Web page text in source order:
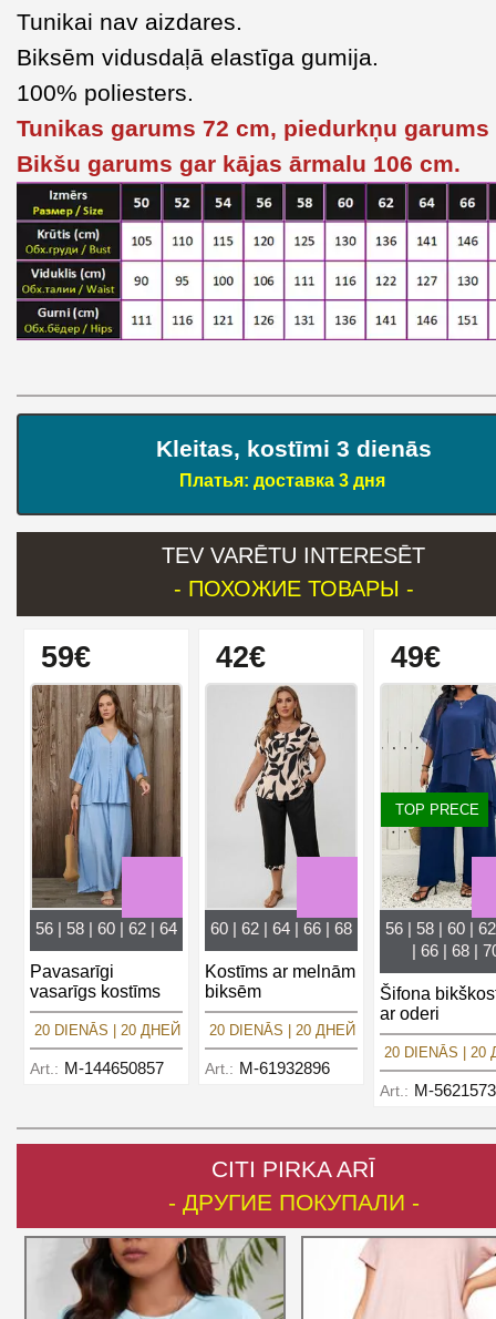
Tunikai nav aizdares.
Biksēm vidusdaļā elastīga gumija.
100% poliesters.
Tunikas garums 72 cm, piedurkņu garums
Bikšu garums gar kājas ārmalu 106 cm.
Kleitas, kostīmi 3 dienās
Платья: доставка 3 дня
TEV VARĒTU INTERESĒT
- ПОХОЖИЕ ТОВАРЫ -
59€
56 | 58 | 60 | 62 | 64
Pavasarīgi
vasarīgs kostīms
20 DIENĀS | 20 ДНЕЙ
Art.: M-144650857
42€
60 | 62 | 64 | 66 | 68
Kostīms ar melnām
biksēm
20 DIENĀS | 20 ДНЕЙ
Art.: M-61932896
49€
TOP PRECE
56 | 58 | 60 |
| 66 | 68 |
Šifona
ar oderi
20 DIENĀS | 20
Art.: M-
CITI PIRKA ARĪ
- ДРУГИЕ ПОКУПАЛИ -